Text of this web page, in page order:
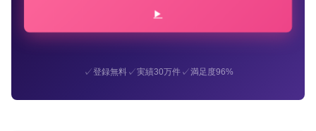
✓登録無料✓実績30万件✓満足度96%